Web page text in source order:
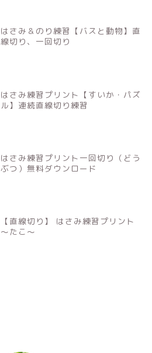
はさみ＆のり練習【バスと動物】直
線切り、一回切り
はさみ練習プリント【すいか・パズ
ル】連続直線切り練習
はさみ練習プリント一回切り（どう
ぶつ）無料ダウンロード
【直線切り】 はさみ練習プリント
〜たこ〜